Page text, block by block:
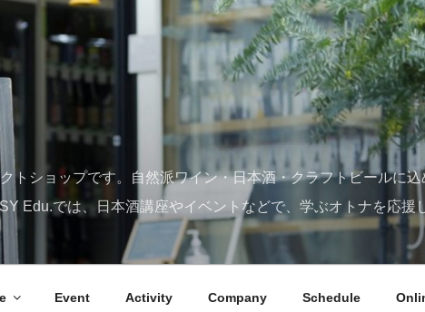
トショップです。自然派ワイン・日本酒・クラフトビールに
Edu.では、日本酒講座やイベントなどで、学ぶオトナを応援
Event Activity Company Schedule